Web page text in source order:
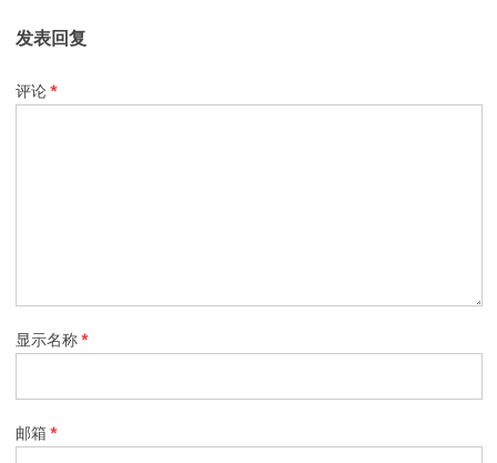
发表回复
评论*
显示名称*
邮箱*